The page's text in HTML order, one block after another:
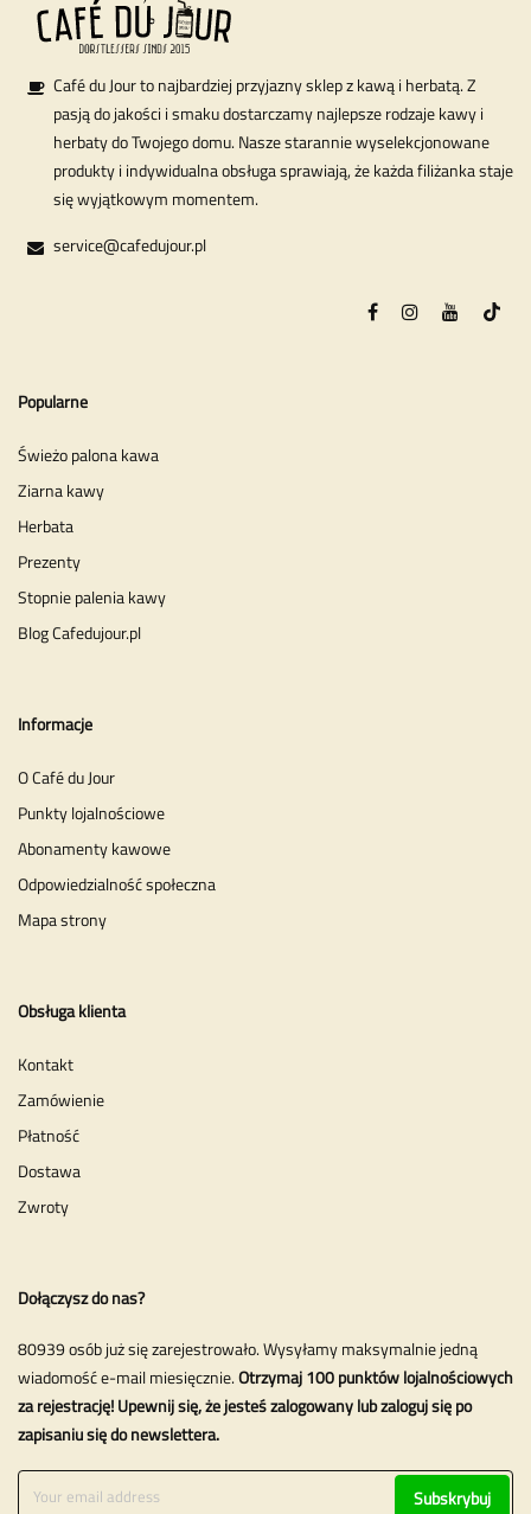
Café du Jour to najbardziej przyjazny sklep z kawą i herbatą. Z
pasją do jakości i smaku dostarczamy najlepsze rodzaje kawy i
herbaty do Twojego domu. Nasze starannie wyselekcjonowane
produkty i indywidualna obsługa sprawiają, że każda filiżanka staje
się wyjątkowym momentem.
service@cafedujour.pl
Popularne
Świeżo palona kawa
Ziarna kawy
Herbata
Prezenty
Stopnie palenia kawy
Blog Cafedujour.pl
Informacje
O Café du Jour
Punkty lojalnościowe
Abonamenty kawowe
Odpowiedzialność społeczna
Mapa strony
Obsługa klienta
Kontakt
Zamówienie
Płatność
Dostawa
Zwroty
Dołączysz do nas?
80939 osób już się zarejestrowało. Wysyłamy maksymalnie jedną
wiadomość e-mail miesięcznie.Otrzymaj 100 punktów lojalnościowych
za rejestrację! Upewnij się, że jesteś zalogowany lub zaloguj się po
zapisaniu się do newslettera.
Subskrybuj